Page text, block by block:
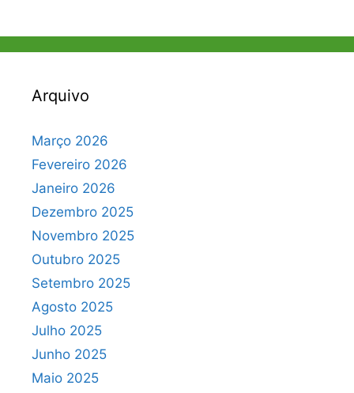
Arquivo
Março 2026
Fevereiro 2026
Janeiro 2026
Dezembro 2025
Novembro 2025
Outubro 2025
Setembro 2025
Agosto 2025
Julho 2025
Junho 2025
Maio 2025